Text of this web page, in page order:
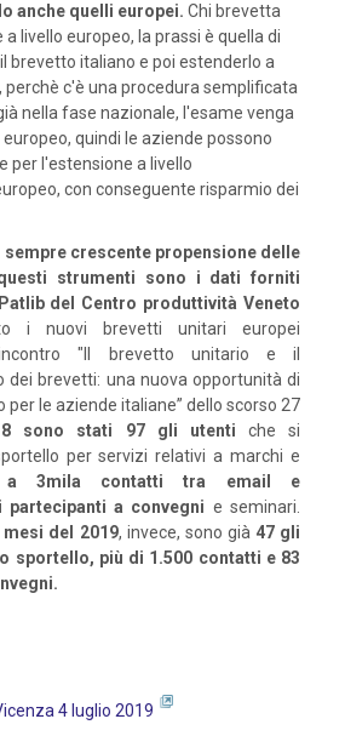
anche quelli europei. Chi brevetta
livello europeo, la prassi è quella di
brevetto italiano e poi estenderlo a
perchè c'è una procedura semplificata
nella fase nazionale, l'esame venga
quindi le aziende possono
per l'estensione a livello
con conseguente risparmio dei
crescente propensione delle
strumenti sono i dati forniti
del Centro produttività Veneto
i nuovi brevetti unitari europei
"Il brevetto unitario e il
dei brevetti: una nuova opportunità di
per le aziende italiane” dello scorso 27
sono stati 97 gli utenti che si
per servizi relativi a marchi e
a 3mila contatti tra email e
partecipanti a convegni e seminari.
del 2019, invece, sono già 47 gli
sportello, più di 1.500 contatti e 83
4 luglio 2019